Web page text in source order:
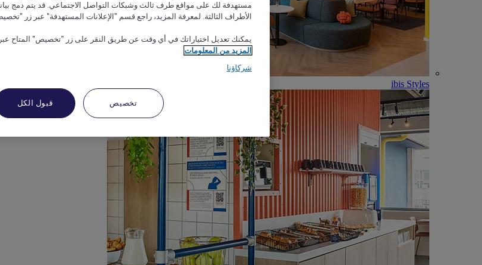
ibis Styles
مستهدفة لك على مواقع طرف ثالث وشبكات التواصل الاجتماعي. قد يتم دمج
الأطراف الثالثة. لمعرفة المزيد، راجع قسم "الإعلانات المستهدفة" عبر زر
يمكنك تعديل اختياراتك في أي وقت عن طريق النقر على زر "تخصيص" المتاح
المزيد من المعلومات
شركاؤنا
تخصيص قبول الكل